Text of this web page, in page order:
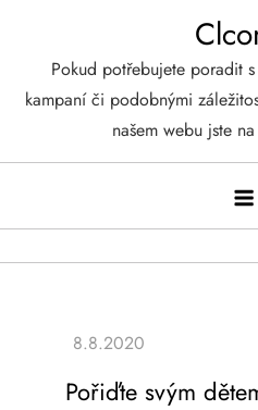
Pokud potřebujete poradit
kampaní či podobnými
našem webu jste
Pořiďte svým